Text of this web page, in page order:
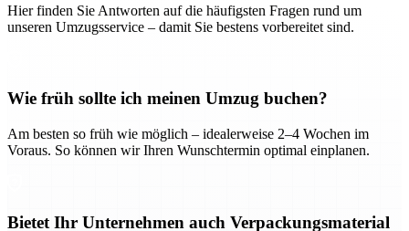
Hier finden Sie Antworten auf die häufigsten Fragen rund um
unseren Umzugsservice – damit Sie bestens vorbereitet sind.
Wie früh sollte ich meinen Umzug buchen?
Am besten so früh wie möglich – idealerweise 2–4 Wochen im
Voraus. So können wir Ihren Wunschtermin optimal einplanen.
Bietet Ihr Unternehmen auch Verpackungsmaterial